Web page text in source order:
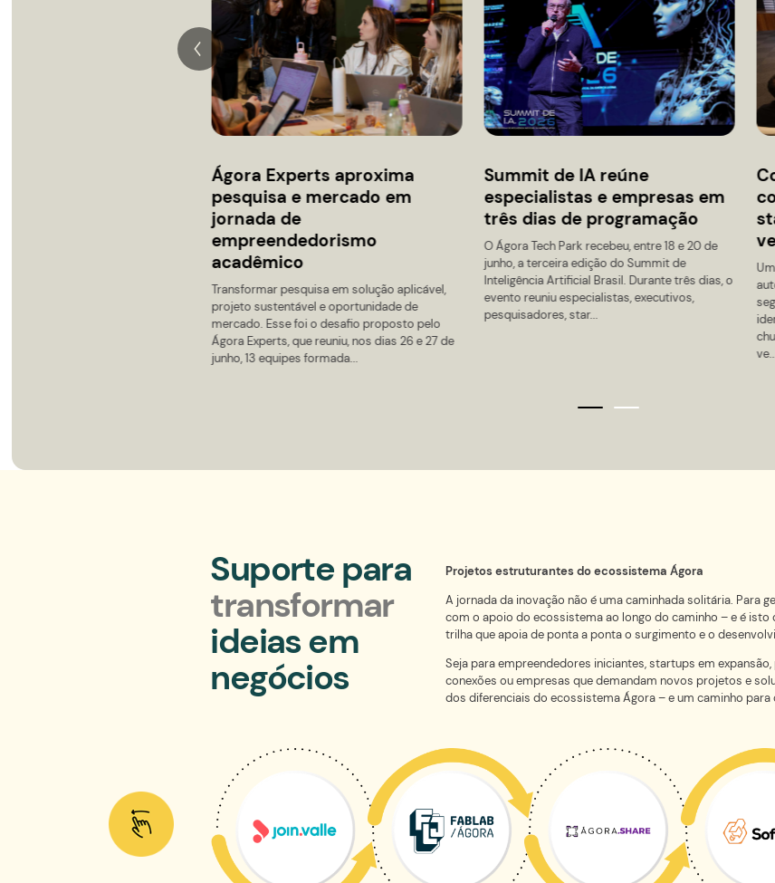
2026-08-06 13:30
6º Congresso Cisa
Auditório - Prédio HUB
2026-08-11 10:00
Feira Inovarte –
Square - Prédio HUB
Eventos realizados
Brazil 2026:
conexões e
estratégico
Ágora Experts aproxima
pesquisa e mercado em
jornada de
Summit de IA
especialistas e
três dias de